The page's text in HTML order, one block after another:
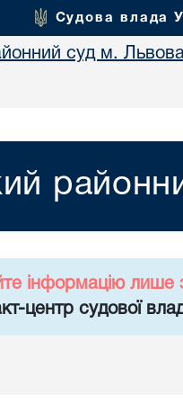
Судова влада
суд м.
інформацію лише
центр судової